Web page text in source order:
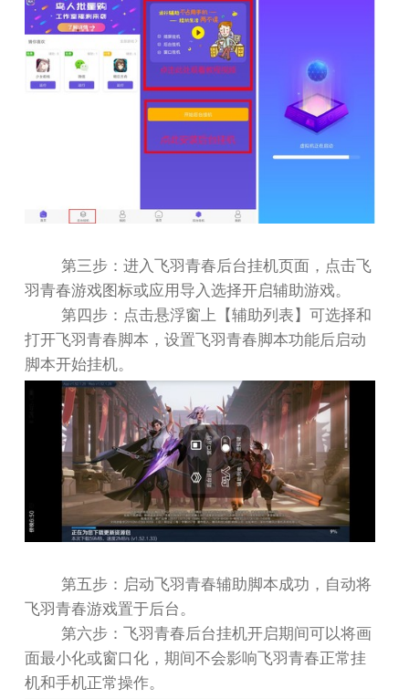
第三步：进入飞羽青春后台挂机页面，点击飞
羽青春游戏图标或应用导入选择开启辅助游戏。
第四步：点击悬浮窗上【辅助列表】可选择和
打开飞羽青春脚本，设置飞羽青春脚本功能后启动
脚本开始挂机。
第五步：启动飞羽青春辅助脚本成功，自动将
飞羽青春游戏置于后台。
第六步：飞羽青春后台挂机开启期间可以将画
面最小化或窗口化，期间不会影响飞羽青春正常挂
机和手机正常操作。